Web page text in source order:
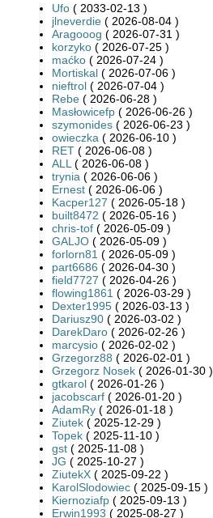
Ufo ( 2033-02-13 )
jlneverdie ( 2026-08-04 )
Aragooog ( 2026-07-31 )
korzyko ( 2026-07-25 )
maćko ( 2026-07-24 )
Mortiskal ( 2026-07-06 )
nieftrol ( 2026-07-04 )
Rebe ( 2026-06-28 )
Masłowicefp ( 2026-06-26 )
szymonides ( 2026-06-23 )
owieczka ( 2026-06-10 )
RET ( 2026-06-08 )
ALL ( 2026-06-08 )
trynia ( 2026-06-06 )
Ernest ( 2026-06-06 )
Kacper127 ( 2026-05-18 )
built8472 ( 2026-05-16 )
chris-tof ( 2026-05-09 )
GALJO ( 2026-05-09 )
forlorn81 ( 2026-05-09 )
part6686 ( 2026-04-30 )
field7727 ( 2026-04-26 )
flowing1861 ( 2026-03-29 )
Dexter1995 ( 2026-03-13 )
Dariusz90 ( 2026-03-02 )
DarekDaro ( 2026-02-26 )
marcysio ( 2026-02-02 )
Grzegorz88 ( 2026-02-01 )
Grzegorz Nosek ( 2026-01-30 )
gtkarol ( 2026-01-26 )
jacobscarf ( 2026-01-20 )
AdamRy ( 2026-01-18 )
Ziutek ( 2025-12-29 )
Topek ( 2025-11-10 )
gst ( 2025-11-08 )
JG ( 2025-10-27 )
ZiutekX ( 2025-09-22 )
KarolSlodowiec ( 2025-09-15 )
Kiernoziafp ( 2025-09-13 )
Erwin1993 ( 2025-08-27 )